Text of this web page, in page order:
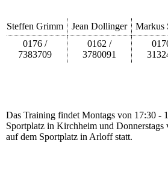
Steffen Grimm Jean Dollinger Markus
0176 /
7383709
0162 /
3780091
Das Training findet Montags von 17:30 -
Sportplatz in Kirchheim und
auf dem Sportplatz in Arloff statt.